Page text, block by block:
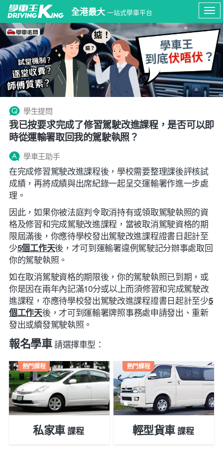
全港最大 一站式學車平台
學生提問
我已按要求完成了修習駕駛改進課程，是否可以即
時從運輸署取回我的駕駛執照？
學車王助手
在完成修習駕駛改進課程後，學校需要整理課後評核試
成績，再將成績與出席紀錄一起呈交運輸署作進一步處
理。
因此，如果你被法庭判令取消持有或領取駕駛執照的資
格及修習和完成駕駛改進課程，當被取消駕駛資格的期
限屆滿後，你應待學校發出駕駛改進課程證書日起計至
少5個工作天後，才可到運輸署違例駕駛記分辦事處取回
你的駕駛執照。
如在取消駕駛資格的期限後，你的駕駛執照已到期，或
你是因在兩年內記滿10分或以上而須修習和完成駕駛改
進課程，亦應待學校發出駕駛改進課程證書日起計至少5
個工作天後，才可到運輸署牌照事務處申請發出、重新
發出或續發駕駛執照。
報名學車請選擇車型：
熱門課程
私家車課程
熱門課程
輕型貨車課程